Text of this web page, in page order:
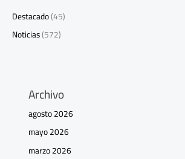
Destacado(45)
Noticias(572)
Archivo
agosto 2026
mayo 2026
marzo 2026